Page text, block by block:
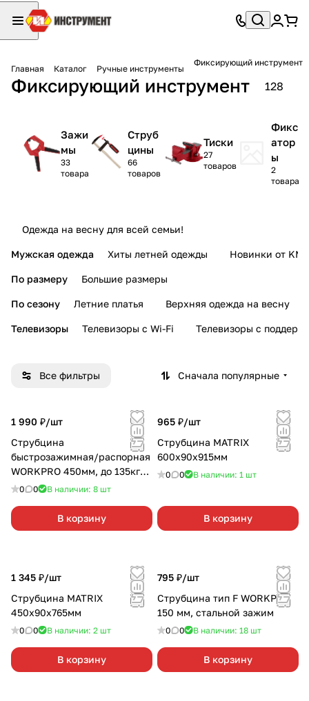
Главная Каталог Ручные инструменты
Фиксирующий инструмент
Фиксирующий инструмент 128
Зажи
мы
33
товара
Струб
цины
66
товаров
Тиски
27
товаров
Фикс
атор
ы
2
товара
Одежда на весну для всей семьи!
Мужская одежда Хиты летней одежды Новинки от KMI
По размеру Большие размеры
По сезону Летние платья Верхняя одежда на весну
Телевизоры Телевизоры с Wi-Fi Телевизоры с
Все фильтры Сначала популярные
1 990 ₽/шт
Струбцина
быстрозажимная/распорная
WORKPRO 450мм, до 135кг
сверхпрочная
0 0 В наличии: 8 шт
В корзину
965 ₽/шт
Струбцина MATRIX
600х90х915мм
0 0 В наличии: 1 шт
В корзину
1 345 ₽/шт
Струбцина MATRIX
450х90х765мм
0 0 В наличии: 2 шт
В корзину
795 ₽/шт
Струбцина тип F WORKPRO
150 мм, стальной зажим
0 0 В наличии: 18 шт
В корзину